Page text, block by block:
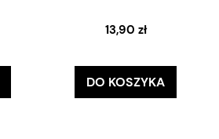
13,90 zł
DO KOSZYKA